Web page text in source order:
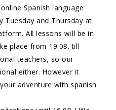
Spanish language
Tuesday and Thursday at
All lessons will be in
place from 19.08. till
teachers, so our
either. However it
adventure with spanish